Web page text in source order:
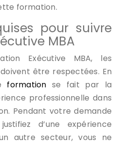
formation.
pour suivre
MBA
Exécutive MBA, les
être respectées. En
formation se fait par la
professionnelle dans
Pendant votre demande
d’une expérience
autre secteur, vous ne